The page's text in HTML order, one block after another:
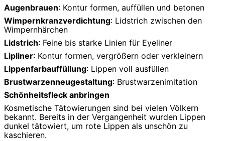
Augenbrauen: Kontur formen, auffüllen und betonen
Wimpernkranzverdichtung: Lidstrich zwischen den
Wimpernhärchen
Lidstrich: Feine bis starke Linien für Eyeliner
Lipliner: Kontur formen, vergrößern oder verkleinern
Lippenfarbauffüllung: Lippen voll ausfüllen
Brustwarzenneugestaltung: Brustwarzenimitation
Schönheitsfleck anbringen
Kosmetische Tätowierungen sind bei vielen Völkern
bekannt. Bereits in der Vergangenheit wurden Lippen
dunkel tätowiert, um rote Lippen als unschön zu
kaschieren.